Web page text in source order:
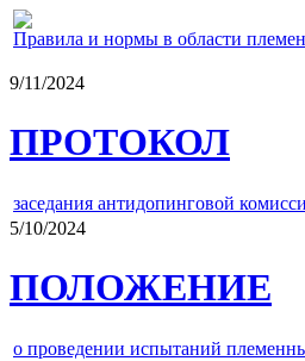
Правила и нормы в области
9/11/2024
ПРОТОКОЛ
заседания антидопинговой
5/10/2024
ПОЛОЖЕНИЕ
о проведении испытаний